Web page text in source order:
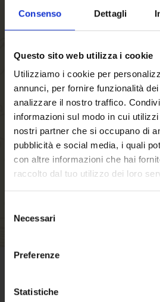
Benvenuto su
Consenso Dettagli
Questo sito web utilizza i cookie
Utilizziamo i cookie per
annunci, per fornire funzionalità
analizzare il nostro traffico.
informazioni sul modo in cui
nostri partner che si occupano di
pubblicità e social media, i quali
con altre informazioni che hai
raccolto dal tuo utilizzo dei loro
delNecessari
Preferenze
Statistiche
NUOVI CLIENTI
Creando un account sul nostro
grado di muoverti più
processo di checkout,
di spedizione, visualizzare e
ordini nel tuo account e molto
CREA UN
CONDIZIONI DI VENDITA